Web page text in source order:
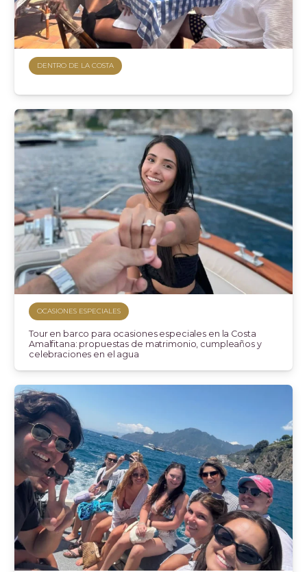
DENTRO DE LA COSTA
OCASIONES ESPECIALES
Tour en barco para ocasiones especiales en la Costa
Amalfitana: propuestas de matrimonio, cumpleaños y
celebraciones en el agua